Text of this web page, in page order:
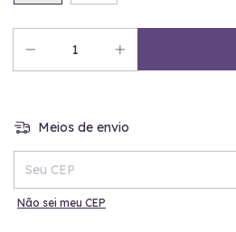
Meios de envio
Entregas para o CEP:
Não sei meu CEP